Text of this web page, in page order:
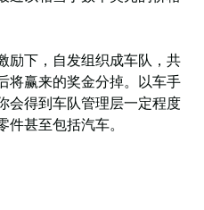
励下，自发组织成车队，共
将赢来的奖金分掉。以车手
会得到车队管理层一定程度
甚至包括汽车。